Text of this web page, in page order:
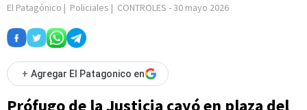
El Patagónico | Policiales | CONTROLES -30 mayo 2026
+ Agregar El Patagonico en
Prófugo de la Justicia cayó en plaza del